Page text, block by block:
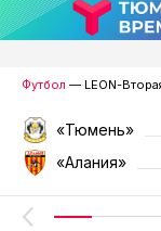
Скалолазание
Футбол — LEON-
«Тюмень»
«Алания»